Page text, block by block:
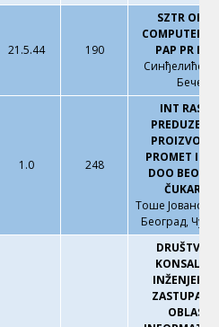
21.5.44 190
SZTR
COMPUTERS
PAP PR
Синђелићева
Бечеј
1.0 248
INT
PREDUZEĆE
PROMET I
DOO
ČUKARICA
Тоше
Београд,
DRUŠTVO
OBLASTI